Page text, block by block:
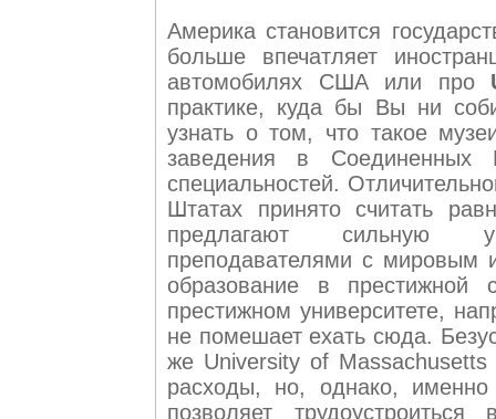
Америка становится
больше впечатляет
автомобилях США или про
практике, куда бы Вы ни
узнать о том, что такое
заведения в Соединенных
специальностей.
Штатах принято считать
предлагают сильную
преподавателями с мировым
образование в
престижном университете,
не помешает ехать сюда.
же University of
расходы, но, однако,
позволяет